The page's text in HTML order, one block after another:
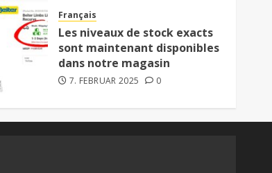
Français
Les niveaux de stock exacts
sont maintenant disponibles
dans notre magasin
7. FEBRUAR 2025 0